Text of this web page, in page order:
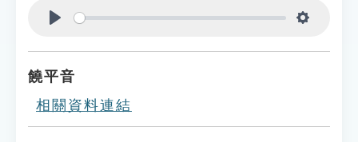
饒平音
相關資料連結